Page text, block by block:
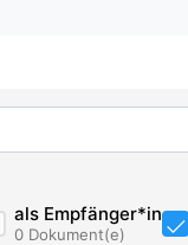
als Empfänger*in
0 Dokument(e)